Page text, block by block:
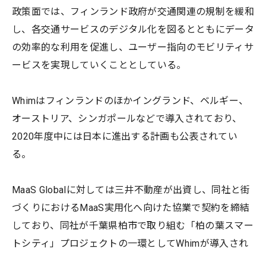
政策面では、フィンランド政府が交通関連の規制を緩和
し、各交通サービスのデジタル化を図るとともにデータ
の効率的な利用を促進し、ユーザー指向のモビリティサ
ービスを実現していくこととしている。
Whimはフィンランドのほかイングランド、ベルギー、
オーストリア、シンガポールなどで導入されており、
2020年度中には日本に進出する計画も公表されてい
る。
MaaS Globalに対しては三井不動産が出資し、同社と街
づくりにおけるMaaS実用化へ向けた協業で契約を締結
しており、同社が千葉県柏市で取り組む「柏の葉スマー
トシティ」プロジェクトの一環としてWhimが導入され